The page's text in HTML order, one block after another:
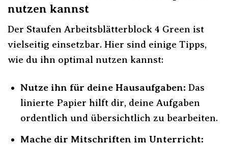
nutzen kannst
Der Staufen Arbeitsblätterblock 4 Green ist
vielseitig einsetzbar. Hier sind einige Tipps,
wie du ihn optimal nutzen kannst:
Nutze ihn für deine Hausaufgaben: Das
linierte Papier hilft dir, deine Aufgaben
ordentlich und übersichtlich zu bearbeiten.
Mache dir Mitschriften im Unterricht: